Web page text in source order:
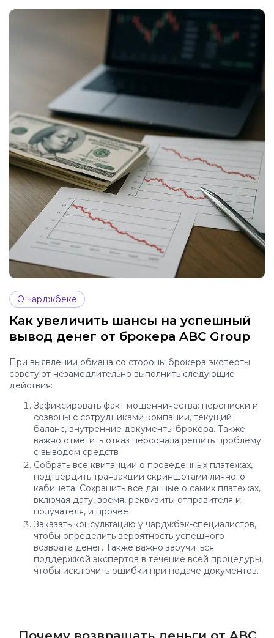
О чарджбеке
Как увеличить шансы на успешный
вывод денег от брокера ABC Group
При выявлении обмана со стороны брокера эксперты
советуют незамедлительно выполнить следующие
действия:
Зафиксировать факт мошенничества: переписки и
созвоны с сотрудниками компании, текущий
баланс, внутренние документы брокера. Также
важно отметить отказ персонала решить проблему
с выводом средств
Собрать все квитанции о проведенных платежах,
подтвердить транзакции скриншотами личного
кабинета. Сохранить все данные о самих платежах,
включая дату, время, реквизиты отправителя и
получателя, и прочее
Заказать консультацию у чарджбэк-специалистов,
чтобы определить вероятность успешного
возврата денег. Также важно заручиться
поддержкой экспертов в течение всей процедуры,
чтобы исключить ошибки при подаче документов.